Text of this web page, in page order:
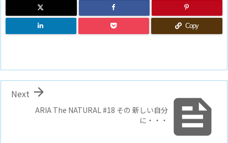
Copy

ARIA The NATURAL #18 その 新しい自分
に・・・

Next